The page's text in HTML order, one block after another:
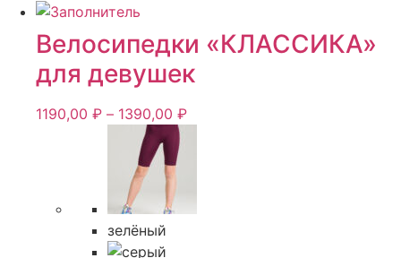
Велосипедки «КЛАССИКА»
для девушек
1190,00 ₽ – 1390,00 ₽Диапазон
зелёный